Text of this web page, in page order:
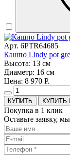
Арт. 6PTR64685
Кашпо Lindy pot
Высота: 13 см
Диаметр: 16 см
Цена: 8 970 Р.
КУПИТЬ
Покупка в 1 клик
Оставьте заявку,